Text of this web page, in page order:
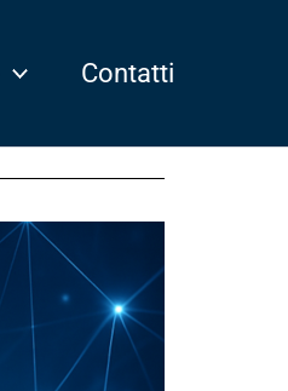
Contatti